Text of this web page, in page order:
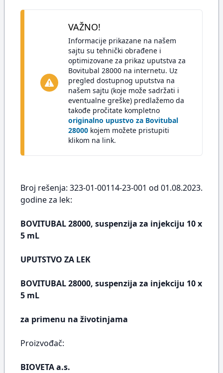
VAŽNO!
Informacije prikazane na našem
sajtu su tehnički obrađene i
optimizovane za prikaz uputstva za
Bovitubal 28000 na internetu. Uz
pregled dostupnog uputstva na
našem sajtu (koje može sadržati i
eventualne greške) predlažemo da
takođe pročitate kompletno
originalno upustvo za Bovitubal
28000 kojem možete pristupiti
klikom na link.
Broj rešenja: 323-01-00114-23-001 od 01.08.2023.
godine za lek:
BOVITUBAL 28000, suspenzija za injekciju 10 x
5 mL
UPUTSTVO ZA LEK
BOVITUBAL 28000, suspenzija za injekciju 10 x
5 mL
za primenu na životinjama
Proizvođač:
BIOVETA a.s.